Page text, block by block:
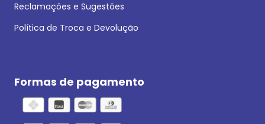
Reclamações e Sugestões
Política de Troca e Devolução
Formas de pagamento